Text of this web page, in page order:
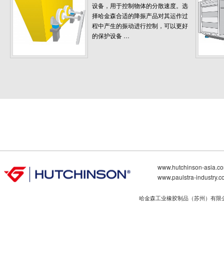
设备，用于控制物体的分散速度。选
择哈金森合适的降振产品对其运作过
程中产生的振动进行控制，可以更好
的保护设备 …
www.hutchinson-
www.paulstra-
哈金森工业橡胶制品（苏州）有限